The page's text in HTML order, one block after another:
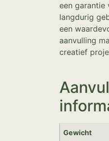
een garantie
langdurig
een
aanvulling
creatief
Gewicht